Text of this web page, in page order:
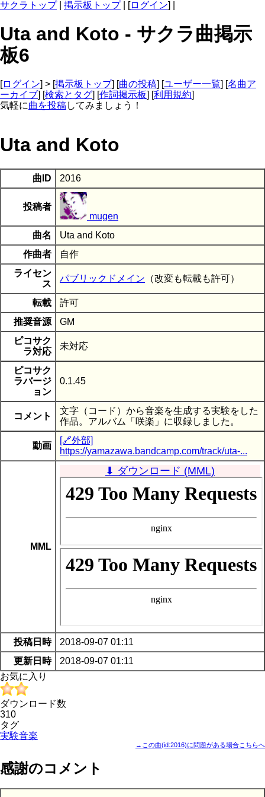
サクラトップ| 掲示板トップ| [ログイン] |
Uta and Koto - サクラ曲掲示
板6
[ログイン] > [掲示板トップ] [曲の投稿] [ユーザー一覧] [名曲ア
ーカイブ] [検索とタグ] [作詞掲示板] [利用規約]
気軽に曲を投稿してみましょう！
Uta and Koto
曲ID 2016
投稿者
mugen
曲名
Uta and Koto
作曲者
自作
ライセン
ス
パブリックドメイン （改変も転載も許可）
転載
許可
推奨音源
GM
ピコサク
ラ対応
未対応
ピコサク
ラバージ
ョン
0.1.45
コメント
文字（コード）から音楽を生成する実験をした
作品。アルバム「咲楽」に収録しました。
動画
[🔗外部]
https://yamazawa.bandcamp.com/track/uta-...
MML
⬇ ダウンロード (MML)
投稿日時
2018-09-07 01:11
更新日時
2018-09-07 01:11
お気に入り
ダウンロード数
310
タグ
実験音楽
→この曲(id:2016)に問題がある場合こちらへ
感謝のコメント